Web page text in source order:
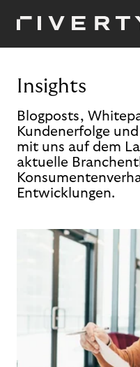
Insights
Blogposts,
Kundenerfolge
mit uns auf dem
aktuelle
Entwicklungen.